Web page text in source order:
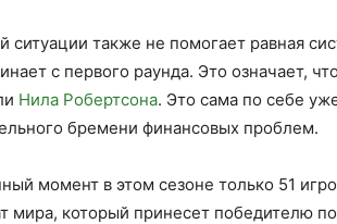
ситуации также не помогает равная
с первого раунда. Это означает,
Нила Робертсона. Это сама по себе
бремени финансовых проблем.
момент в этом сезоне только 51
мира, который принесет победителю